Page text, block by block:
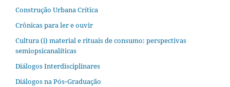
Construção Urbana Crítica
Crônicas para ler e ouvir
Cultura (i) material e rituais de consumo: perspectivas
semiopsicanalíticas
Diálogos Interdisciplinares
Diálogos na Pós‐Graduação